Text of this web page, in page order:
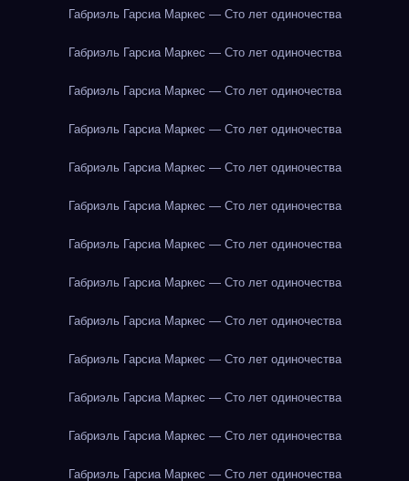
Габриэль Гарсиа Маркес — Сто лет одиночества
Габриэль Гарсиа Маркес — Сто лет одиночества
Габриэль Гарсиа Маркес — Сто лет одиночества
Габриэль Гарсиа Маркес — Сто лет одиночества
Габриэль Гарсиа Маркес — Сто лет одиночества
Габриэль Гарсиа Маркес — Сто лет одиночества
Габриэль Гарсиа Маркес — Сто лет одиночества
Габриэль Гарсиа Маркес — Сто лет одиночества
Габриэль Гарсиа Маркес — Сто лет одиночества
Габриэль Гарсиа Маркес — Сто лет одиночества
Габриэль Гарсиа Маркес — Сто лет одиночества
Габриэль Гарсиа Маркес — Сто лет одиночества
Габриэль Гарсиа Маркес — Сто лет одиночества